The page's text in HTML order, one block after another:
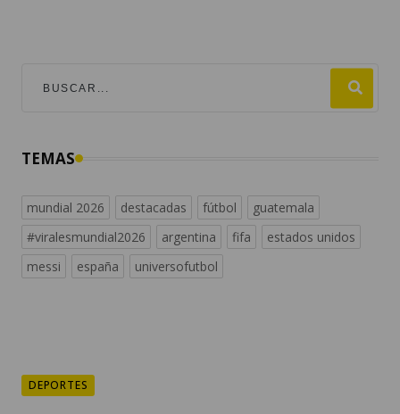
TEMAS
mundial 2026 destacadas fútbol
guatemala
#viralesmundial2026
argentina fifa
estados unidos
messi
españa universofutbol
DEPORTES